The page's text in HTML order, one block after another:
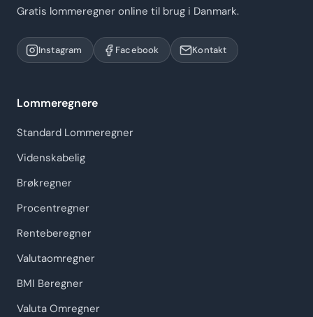
Gratis lommeregner online til brug i Danmark.
Instagram Facebook Kontakt
Lommeregnere
Standard Lommeregner
Videnskabelig
Brøkregner
Procentregner
Renteberegner
Valutaomregner
BMI Beregner
Valuta Omregner